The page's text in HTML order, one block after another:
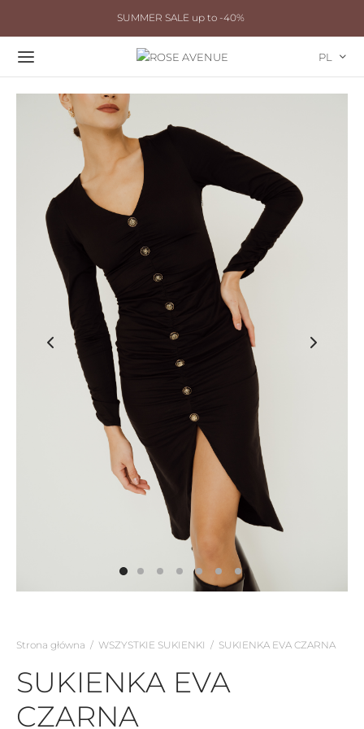
SUMMER SALE up to -40%
PL
Strona główna / WSZYSTKIE SUKIENKI / SUKIENKA EVA CZARNA
SUKIENKA EVA
CZARNA